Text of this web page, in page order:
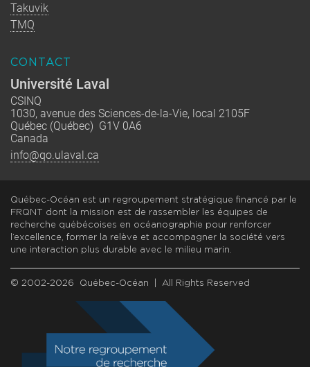
Takuvik
TMQ
CONTACT
Université Laval
CSINQ
1030, avenue des Sciences-de-la-Vie, local 2105F
Québec (Québec) G1V 0A6
Canada
info@qo.ulaval.ca
Québec-Océan est un regroupement stratégique financé par le
FRQNT dont la mission est de rassembler les équipes de
recherche québécoises en océanographie pour renforcer
l’excellence, former la relève et accompagner la société vers
une interaction plus durable avec le milieu marin.
© 2002-2026 Québec-Océan | All Rights Reserved